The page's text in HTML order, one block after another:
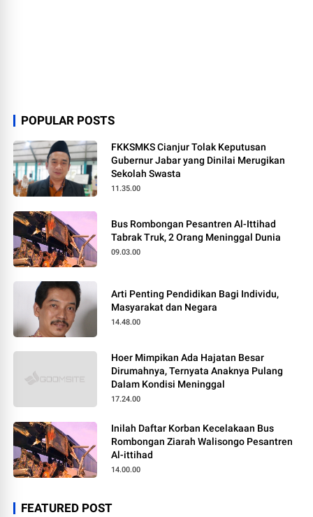
POPULAR POSTS
FKKSMKS Cianjur Tolak Keputusan
Gubernur Jabar yang Dinilai Merugikan
Sekolah Swasta
11.35.00
Bus Rombongan Pesantren Al-Ittihad
Tabrak Truk, 2 Orang Meninggal Dunia
09.03.00
Arti Penting Pendidikan Bagi Individu,
Masyarakat dan Negara
14.48.00
Hoer Mimpikan Ada Hajatan Besar
Dirumahnya, Ternyata Anaknya Pulang
Dalam Kondisi Meninggal
17.24.00
Inilah Daftar Korban Kecelakaan Bus
Rombongan Ziarah Walisongo Pesantren
Al-ittihad
14.00.00
FEATURED POST